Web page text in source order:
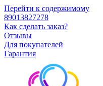
Перейти к содержимому
89013827278
Как сделать заказ?
Отзывы
Для покупателей
Гарантия